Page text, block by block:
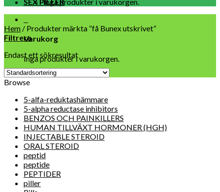
Varukorg
Inga produkter i varukorgen.
Hem / Produkter märkta ”få Bunex utskrivet”
Filtrera
Endast ett sökresultat
Browse
5-alfa-reduktashämmare
5-alpha reductase inhibitors
BENZOS OCH PAINKILLERS
HUMAN TILLVÄXT HORMONER (HGH)
INJECTABLE STEROID
ORAL STEROID
peptid
peptide
PEPTIDER
piller